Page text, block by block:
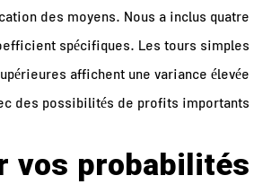
des moyens. Nous a inclus quatre
spécifiques. Les tours simples
affichent une variance élevée
des possibilités de profits importants.
vos probabilités